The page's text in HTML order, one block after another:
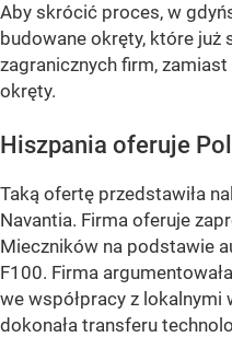
Aby skrócić proces, w
budowane okręty, które już
zagranicznych firm,
okręty.
Hiszpania oferuje
Taką ofertę przedstawiła
Navantia. Firma oferuje
Mieczników na podstawie
F100. Firma
we współpracy z
dokonała transferu